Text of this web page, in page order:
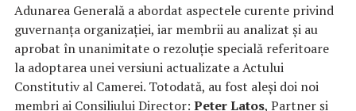
Adunarea Generală a abordat aspectele curente privind
guvernanța organizației, iar membrii au analizat și au
aprobat în unanimitate o rezoluție specială referitoare
la adoptarea unei versiuni actualizate a Actului
Constitutiv al Camerei. Totodată, au fost aleși doi noi
membri ai Consiliului Director: Peter Latos, Partner și